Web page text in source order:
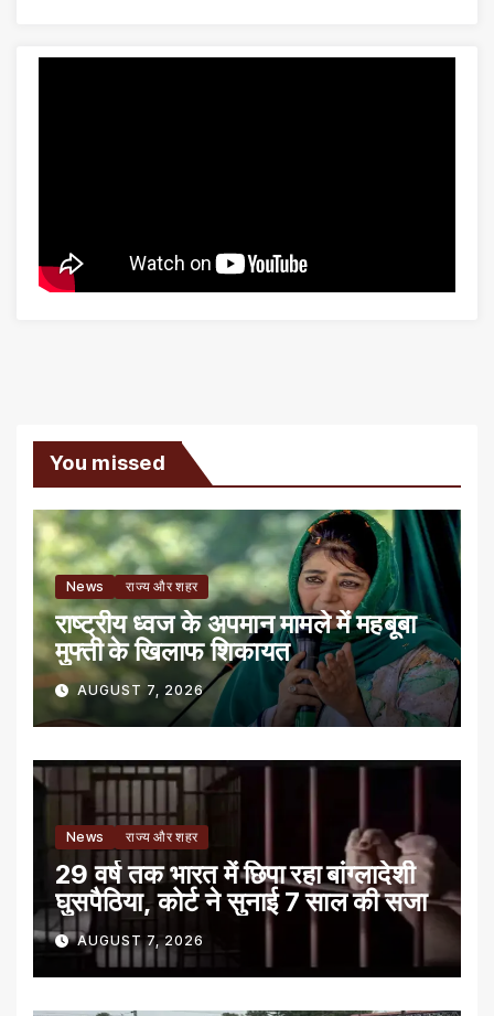
You missed
News राज्य और शहर
राष्ट्रीय ध्वज के अपमान मामले में महबूबा
मुफ्ती के खिलाफ शिकायत
AUGUST 7, 2026
News राज्य और शहर
29 वर्ष तक भारत में छिपा रहा बांग्लादेशी
घुसपैठिया, कोर्ट ने सुनाई 7 साल की सजा
AUGUST 7, 2026